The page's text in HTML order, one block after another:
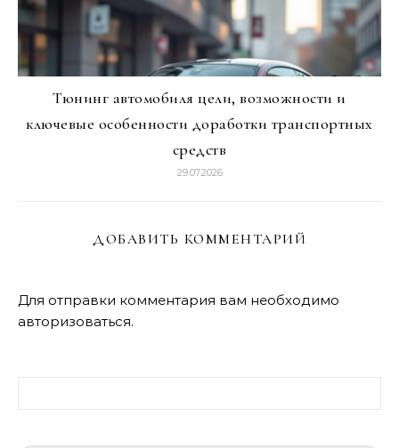
Тюнинг автомобиля цели, возможности и
ключевые особенности доработки транспортных
средств
29.07.2026
ДОБАВИТЬ КОММЕНТАРИЙ
Для отправки комментария вам необходимо
авторизоваться.